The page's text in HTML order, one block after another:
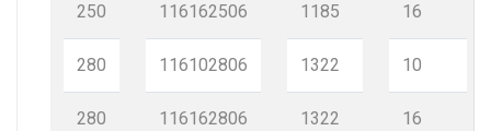
250
280
280
116162506
116102806
116162806
1185
1322
1322
16
10
16